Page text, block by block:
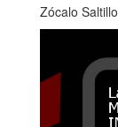
Zócalo Saltillo